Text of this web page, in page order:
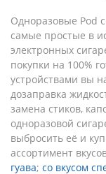
Одноразовые Pod
самые простые в
электронных
покупки на 100%
устройствами вы
дозаправка
замена стиков,
одноразовой
выбросить её и
ассортимент
гуава; со вкусом